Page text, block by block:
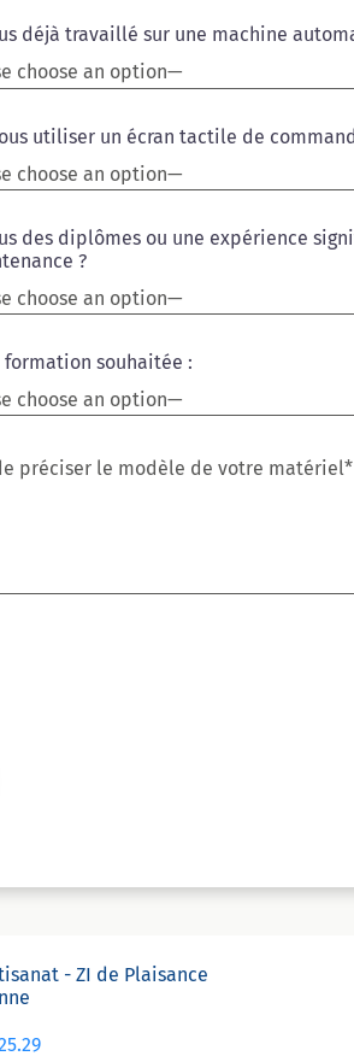
déjà travaillé sur une machine
utiliser un écran tactile de
des diplômes ou une expérience
?
formation souhaitée :
préciser le modèle de votre matériel*
- ZI de Plaisance